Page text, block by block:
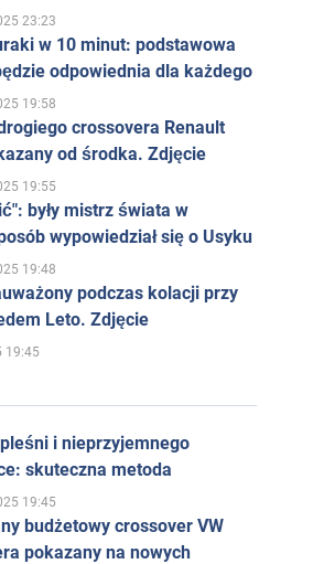
23:23
w 10 minut: podstawowa
odpowiednia dla każdego
19:58
crossovera Renault
od środka. Zdjęcie
19:55
były mistrz świata w
wypowiedział się o Usyku
19:48
podczas kolacji przy
Leto. Zdjęcie
19:45
i nieprzyjemnego
skuteczna metoda
19:45
budżetowy crossover VW
pokazany na nowych